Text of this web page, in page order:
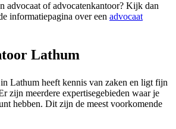
advocaat of advocatenkantoor? Kijk dan
informatiepagina over een advocaat
Lathum
Lathum heeft kennis van zaken en ligt fijn
zijn meerdere expertisegebieden waar je
hebben. Dit zijn de meest voorkomende